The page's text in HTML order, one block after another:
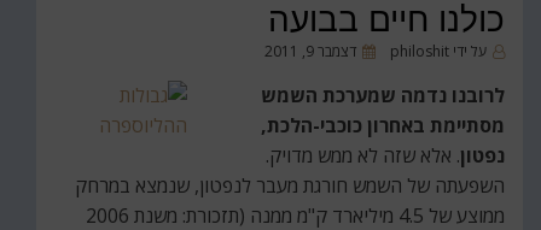
כולנו חיים בבועה
על ידי philoshit
פורסםדצמבר 9, 2011
לרובנו נדמה שמערכת השמש
מסתיימת באחרון כוכבי-הלכת,
נפטון. אלא שזה לא ממש מדויק.
השפעתה של השמש חורגת מעבר לנפטון, שנמצא במרחק
ממוצע של 4.5 מיליארד ק"מ ממנה (תזכורת: משנת 2006